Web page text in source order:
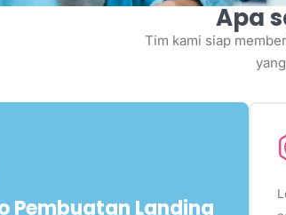
Apa
Tim kami siap
Pembuatan Landing